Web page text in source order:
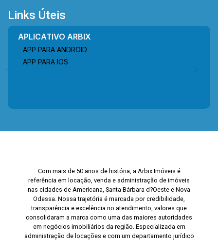
Links Úteis
APLICATIVO ARBIX
APP PARA ANDROID
APP PARA IOS
Com mais de 50 anos de história, a Arbix Imóveis é
referência em locação, venda e administração de imóveis
nas cidades de Americana, Santa Bárbara d?Oeste e Nova
Odessa. Nossa trajetória é marcada por credibilidade,
transparência e excelência no atendimento, valores que
consolidaram a marca como uma das maiores autoridades
em negócios imobiliários da região. Especializada em
administração de locações e com um departamento jurídico